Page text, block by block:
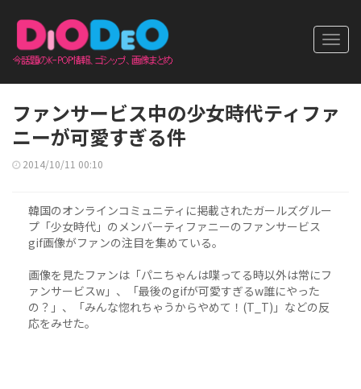
ファンサービス中の少女時代ティファ
ニーが可愛すぎる件
2014/10/11 00:10
韓国のオンラインコミュニティに掲載されたガールズグルー
プ「少女時代」のメンバーティファニーのファンサービス
gif画像がファンの注目を集めている。
画像を見たファンは「パニちゃんは喋ってる時以外は常にフ
ァンサービスw」、「最後のgifが可愛すぎるw誰にやった
の？」、「みんな惚れちゃうからやめて！(T_T)」などの反
応をみせた。